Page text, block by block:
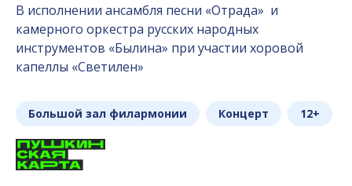
В исполнении ансамбля песни «Отрада» и
камерного оркестра русских народных
инструментов «Былина» при участии хоровой
капеллы «Светилен»
Большой зал филармонии Концерт 12+